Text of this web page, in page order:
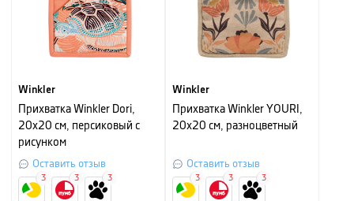
Winkler
Прихватка Winkler Dori,
20х20 см, персиковый с
рисунком
Оставить отзыв
3 3 3
Winkler
Прихватка Winkler YOURI,
20х20 см, разноцветный
Оставить отзыв
3 3 3